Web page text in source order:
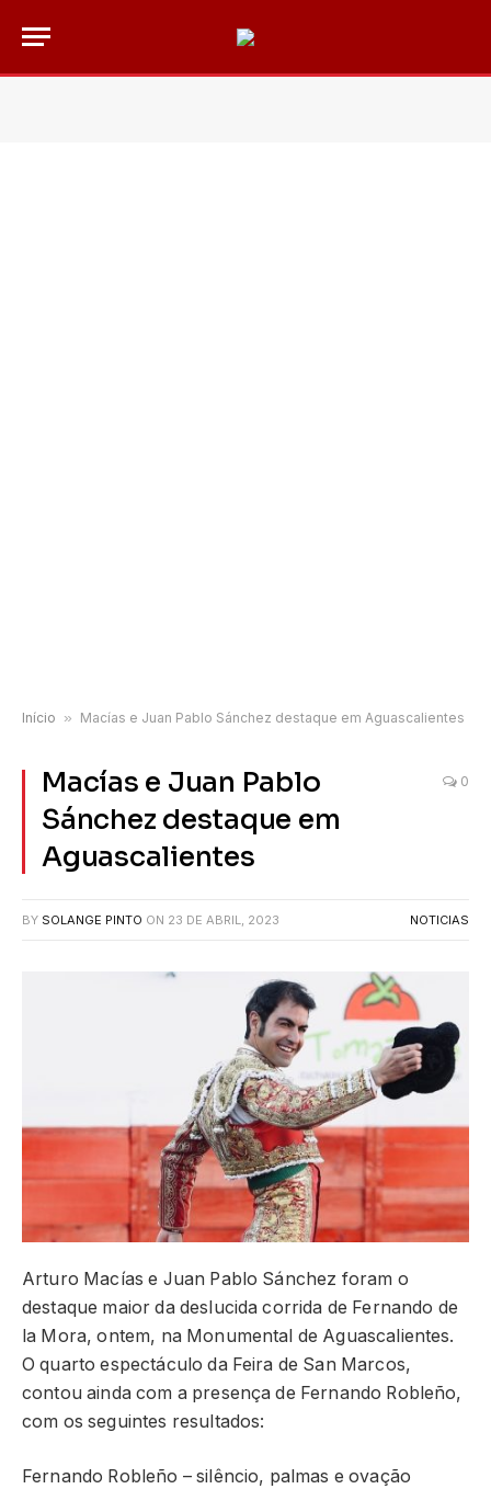
Início » Macías e Juan Pablo Sánchez destaque em Aguascalientes
Macías e Juan Pablo
Sánchez destaque em
Aguascalientes
0
BY SOLANGE PINTO ON 23 DE ABRIL, 2023 NOTICIAS
Arturo Macías e Juan Pablo Sánchez foram o
destaque maior da deslucida corrida de Fernando de
la Mora, ontem, na Monumental de Aguascalientes.
O quarto espectáculo da Feira de San Marcos,
contou ainda com a presença de Fernando Robleño,
com os seguintes resultados:
Fernando Robleño – silêncio, palmas e ovação